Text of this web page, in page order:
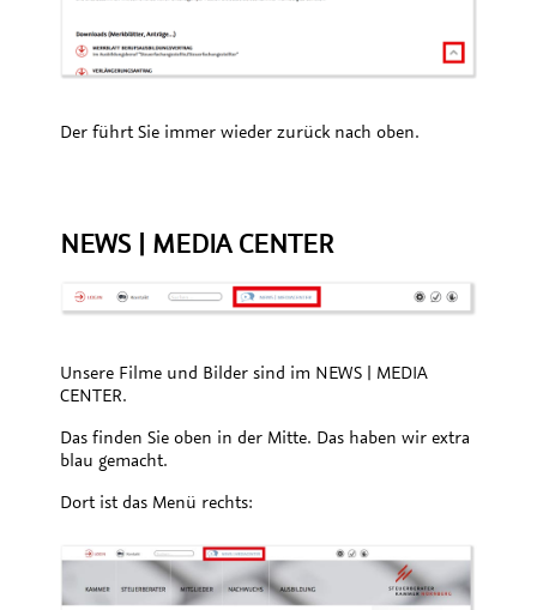
Der führt Sie immer wieder zurück nach oben.
NEWS | MEDIA CENTER
Unsere Filme und Bilder sind im NEWS | MEDIA
CENTER.
Das finden Sie oben in der Mitte. Das haben wir extra
blau gemacht.
Dort ist das Menü rechts: